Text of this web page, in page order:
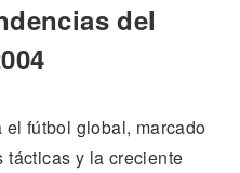
del
fútbol global, marcado
tácticas y la creciente